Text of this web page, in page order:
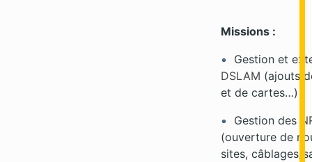
Missions :
Gestion et
DSLAM (ajouts
et de cartes…) ;
Gestion des
(ouverture de
sites, câblages/